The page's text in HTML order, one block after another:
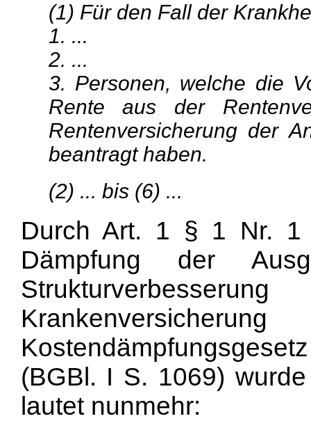
(1) Für den Fall der
1. ...
2. ...
3. Personen, welche die
Rente aus der
Rentenversicherung der
beantragt haben.
(2) ... bis (6) ...
Durch Art. 1 § 1 Nr. 1
Dämpfung der
(BGBl. I S. 1069)
lautet nunmehr: